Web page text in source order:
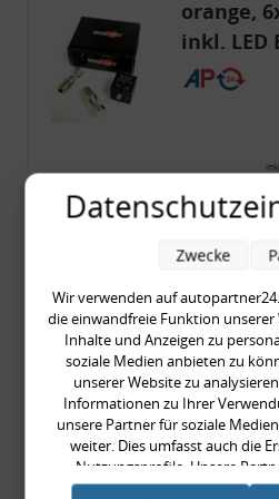
orange,
inkl.
CF 14
Merkzettel
Zum
Blinker,
Audi 80
OE-Nr.:
Wir verwenden auf
die einwandfreie Funktion unserer
Inhalte und Anzeigen zu
soziale Medien anbieten zu
unserer Website zu
Informationen zu Ihrer
unsere Partner für soziale
weiter. Dies umfasst auch die
Nutzungsprofile. Unsere
Products) führen diese
Zwecke